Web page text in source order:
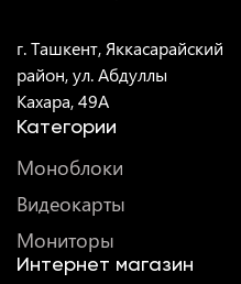
г. Ташкент, Яккасарайский
район, ул. Абдуллы
Кахара, 49A
Категории
Моноблоки
Видеокарты
Мониторы
Интернет магазин